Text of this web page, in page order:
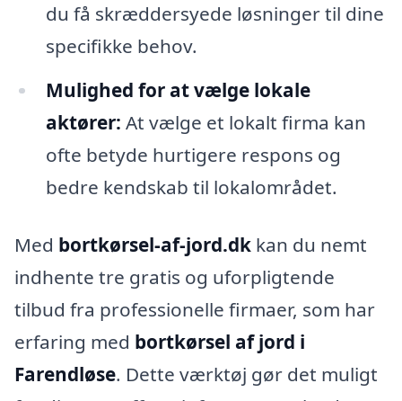
du få skræddersyede løsninger til dine
specifikke behov.
Mulighed for at vælge lokale
aktører: At vælge et lokalt firma kan
ofte betyde hurtigere respons og
bedre kendskab til lokalområdet.
Med bortkørsel-af-jord.dk kan du nemt
indhente tre gratis og uforpligtende
tilbud fra professionelle firmaer, som har
erfaring med bortkørsel af jord i
Farendløse. Dette værktøj gør det muligt